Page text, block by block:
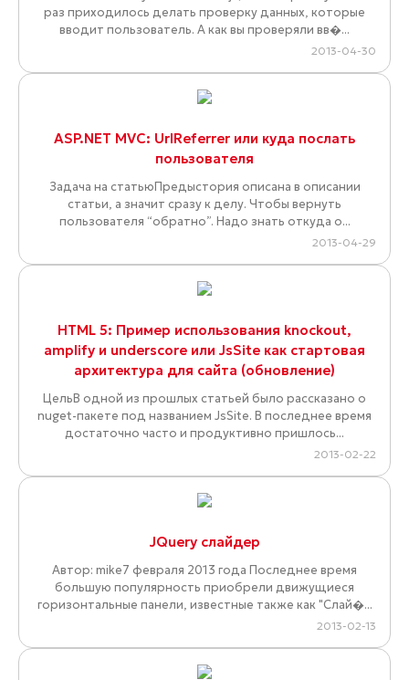
раз приходилось делать проверку данных, которые
вводит пользователь. А как вы проверяли вв�...
2013-04-30
ASP.NET MVC: UrlReferrer или куда послать
пользователя
Задача на статьюПредыстория описана в описании
статьи, а значит сразу к делу. Чтобы вернуть
пользователя “обратно”. Надо знать откуда о...
2013-04-29
HTML 5: Пример использования knockout,
amplify и underscore или JsSite как стартовая
архитектура для сайта (обновление)
ЦельВ одной из прошлых статьей было рассказано о
nuget-пакете под названием JsSite. В последнее время
достаточно часто и продуктивно пришлось...
2013-02-22
JQuery слайдер
Автор: mike7 февраля 2013 года Последнее время
большую популярность приобрели движущиеся
горизонтальные панели, известные также как "Слай�...
2013-02-13